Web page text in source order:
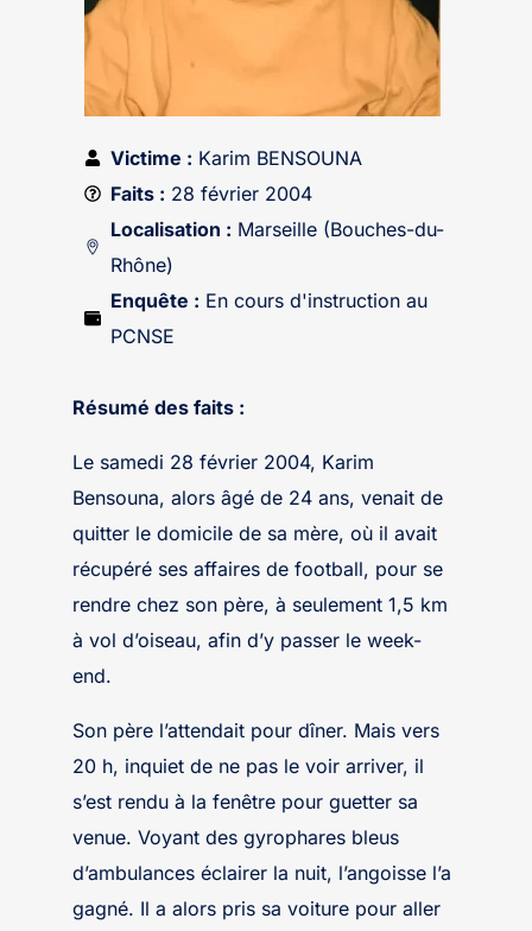
Victime : Karim BENSOUNA
Faits : 28 février 2004
Localisation : Marseille (Bouches-du-
Rhône)
Enquête : En cours d'instruction au
PCNSE
Résumé des faits :
Le samedi 28 février 2004, Karim
Bensouna, alors âgé de 24 ans, venait de
quitter le domicile de sa mère, où il avait
récupéré ses affaires de football, pour se
rendre chez son père, à seulement 1,5 km
à vol d’oiseau, afin d’y passer le week-
end.
Son père l’attendait pour dîner. Mais vers
20 h, inquiet de ne pas le voir arriver, il
s’est rendu à la fenêtre pour guetter sa
venue. Voyant des gyrophares bleus
d’ambulances éclairer la nuit, l’angoisse l’a
gagné. Il a alors pris sa voiture pour aller